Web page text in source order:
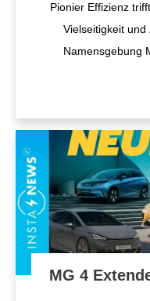
Pionier Effizienz
Vielseitigkeit
Namensgebung
MG 4